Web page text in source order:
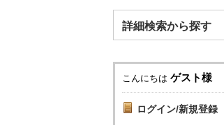
詳細検索から探す
こんにちは ゲスト様
ログイン/新規登録